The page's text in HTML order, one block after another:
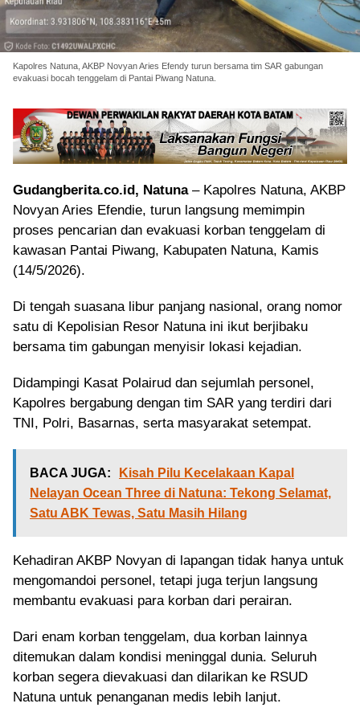
Kapolres Natuna, AKBP Novyan Aries Efendy turun bersama tim SAR gabungan
evakuasi bocah tenggelam di Pantai Piwang Natuna.
Gudangberita.co.id, Natuna– Kapolres Natuna, AKBP
Novyan Aries Efendie, turun langsung memimpin
proses pencarian dan evakuasi korban tenggelam di
kawasan Pantai Piwang, Kabupaten Natuna, Kamis
(14/5/2026).
Di tengah suasana libur panjang nasional, orang nomor
satu di Kepolisian Resor Natuna ini ikut berjibaku
bersama tim gabungan menyisir lokasi kejadian.
Didampingi Kasat Polairud dan sejumlah personel,
Kapolres bergabung dengan tim SAR yang terdiri dari
TNI, Polri, Basarnas, serta masyarakat setempat.
BACA JUGA:
Kisah Pilu Kecelakaan Kapal
Nelayan Ocean Three di Natuna: Tekong Selamat,
Satu ABK Tewas, Satu Masih Hilang
Kehadiran AKBP Novyan di lapangan tidak hanya untuk
mengomandoi personel, tetapi juga terjun langsung
membantu evakuasi para korban dari perairan.
Dari enam korban tenggelam, dua korban lainnya
ditemukan dalam kondisi meninggal dunia. Seluruh
korban segera dievakuasi dan dilarikan ke RSUD
Natuna untuk penanganan medis lebih lanjut.